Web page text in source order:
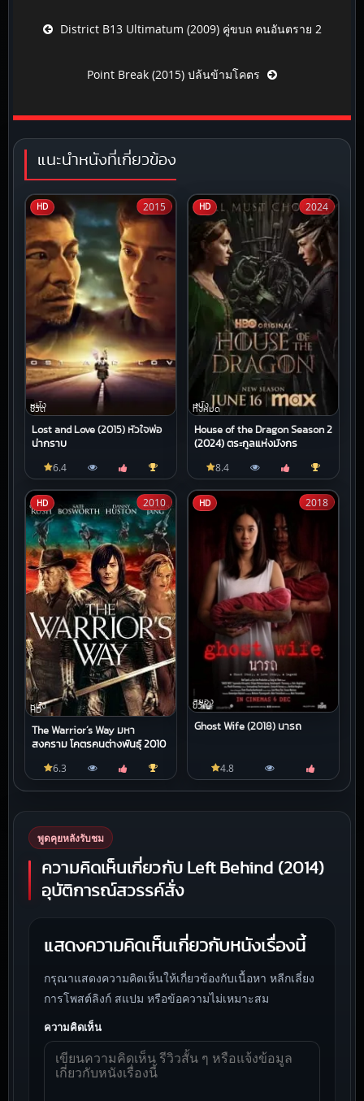
Post navigation
District B13 Ultimatum (2009) คู่ขบถ คนอันตราย 2
Point Break (2015) ปล้นข้ามโคตร
แนะนำหนังที่เกี่ยวข้อง
HD
หนัง
ชีวิต
Lost and Love (2015) หัวใจพ่อ
น่ากราบ
2015
6.4
HD
หนัง
ทั้งหมด
House of the Dragon Season 2
(2024) ตระกูลแห่งมังกร
2024
8.4
HD
หนัง
HD
The Warrior’s Way มหา
สงคราม โคตรคนต่างพันธุ์ 2010
2010
6.3
HD
สยอง
ขวัญ
Ghost Wife (2018) นารถ
2018
4.8
พูดคุยหลังรับชม
ความคิดเห็นเกี่ยวกับ Left Behind (2014)
อุบัติการณ์สวรรค์สั่ง
แสดงความคิดเห็นเกี่ยวกับหนังเรื่องนี้
กรุณาแสดงความคิดเห็นให้เกี่ยวข้องกับเนื้อหา หลีกเลี่ยง
การโพสต์ลิงก์ สแปม หรือข้อความไม่เหมาะสม
ความคิดเห็น